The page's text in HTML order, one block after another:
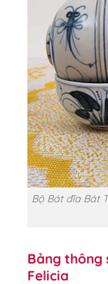
Bộ Bát đĩa Bát
Bảng thông
Felicia